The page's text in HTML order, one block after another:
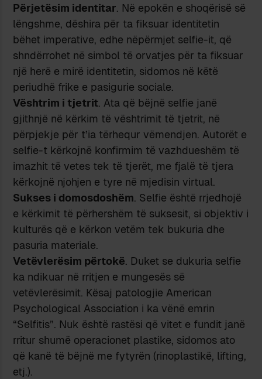
Përjetësim identitar. Në epokën e shoqërisë së
lëngshme, dëshira për ta fiksuar identitetin
bëhet imperative, edhe nëpërmjet selfie-it, që
shndërrohet në simbol të orvatjes për ta fiksuar
një herë e mirë identitetin, sidomos në këtë
periudhë frike e pasigurie sociale.
Vështrim i tjetrit. Ata që bëjnë selfie janë
gjithnjë në kërkim të vështrimit të tjetrit, në
përpjekje për t’ia tërhequr vëmendjen. Autorët e
selfie-t kërkojnë konfirmim të vazhdueshëm të
imazhit të vetes tek të tjerët, me fjalë të tjera
kërkojnë njohjen e tyre në mjedisin virtual.
Sukses i domosdoshëm. Selfie është rrjedhojë
e kërkimit të përhershëm të suksesit, si objektiv i
kulturës që e kërkon vetëm tek bukuria dhe
pasuria materiale.
Vetëvlerësim përtokë. Duket se dukuria selfie
ka ndikuar në rritjen e mungesës së
vetëvlerësimit. Kësaj patologjie American
Psychological Association i ka vënë emrin
“Selfitis”. Nuk është rastësi që vitet e fundit janë
rritur shumë operacionet plastike, sidomos ato
që kanë të bëjnë me fytyrën (rinoplastikë, lifting,
etj.).